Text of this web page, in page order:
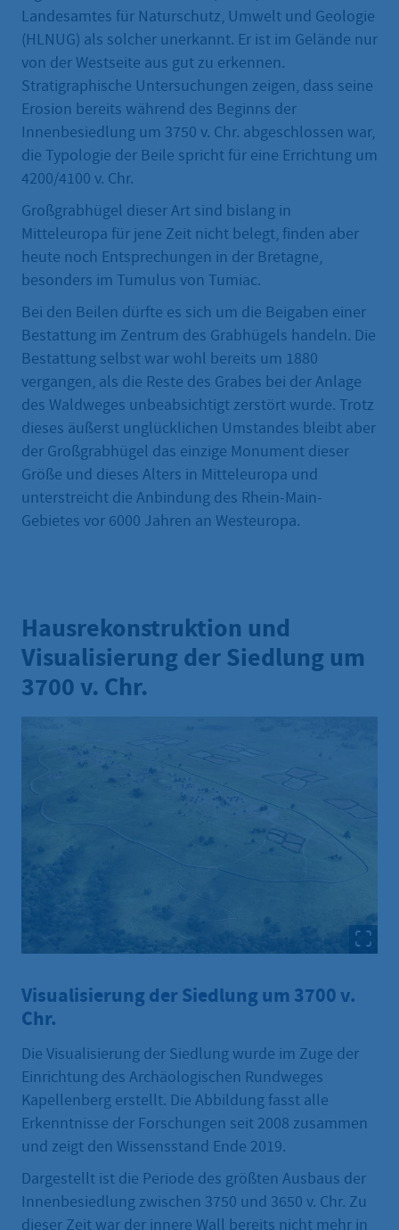
Landesamtes für Naturschutz, Umwelt und Geologie
(HLNUG) als solcher unerkannt. Er ist im Gelände nur
von der Westseite aus gut zu erkennen.
Stratigraphische Untersuchungen zeigen, dass seine
Erosion bereits während des Beginns der
Innenbesiedlung um 3750 v. Chr. abgeschlossen war,
die Typologie der Beile spricht für eine Errichtung um
4200/4100 v. Chr.
Großgrabhügel dieser Art sind bislang in
Mitteleuropa für jene Zeit nicht belegt, finden aber
heute noch Entsprechungen in der Bretagne,
besonders im Tumulus von Tumiac.
Bei den Beilen dürfte es sich um die Beigaben einer
Bestattung im Zentrum des Grabhügels handeln. Die
Bestattung selbst war wohl bereits um 1880
vergangen, als die Reste des Grabes bei der Anlage
des Waldweges unbeabsichtigt zerstört wurde. Trotz
dieses äußerst unglücklichen Umstandes bleibt aber
der Großgrabhügel das einzige Monument dieser
Größe und dieses Alters in Mitteleuropa und
unterstreicht die Anbindung des Rhein-Main-
Gebietes vor 6000 Jahren an Westeuropa.
Hausrekonstruktion und
Visualisierung der Siedlung um
3700 v. Chr.
Visualisierung der Siedlung um 3700 v.
Chr.
Die Visualisierung der Siedlung wurde im Zuge der
Einrichtung des Archäologischen Rundweges
Kapellenberg erstellt. Die Abbildung fasst alle
Erkenntnisse der Forschungen seit 2008 zusammen
und zeigt den Wissensstand Ende 2019.
Dargestellt ist die Periode des größten Ausbaus der
Innenbesiedlung zwischen 3750 und 3650 v. Chr. Zu
dieser Zeit war der innere Wall bereits nicht mehr in